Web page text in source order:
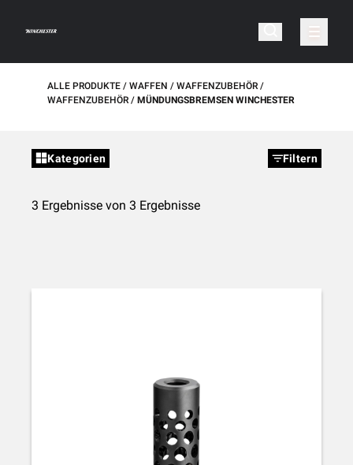
ALLE PRODUKTE WAFFEN
WAFFENZUBEHÖR
WAFFENZUBEHÖR
MÜNDUNGSBREMSEN WINCHESTER
Kategorien Filtern
3 Ergebnisse von 3 Ergebnisse